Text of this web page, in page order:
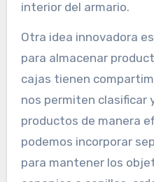
interior del armario.
Otra idea innovadora
para almacenar
cajas tienen
nos permiten clasificar
productos de manera
podemos incorporar
para mantener los